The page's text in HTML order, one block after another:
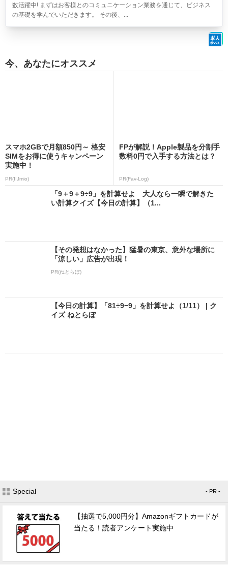
数活躍中! まずはお客様とのコミュニケーション業務を通じて、ビジネス
の基礎を学んでいただきます。 その後、...
今、あなたにオススメ
スマホ2GBで月額850円～ 格安
SIMをお得に使うキャンペーン
実施中！
PR(IIJmio)
FPが解説！Apple製品を分割手
数料0円で入手する方法とは？
PR(Fav-Log)
「9＋9＋9÷9」を計算せよ 大人なら一瞬で解きた
い計算クイズ【今日の計算】（1...
【その発想はなかった】猛暑の東京、意外な場所に
「涼しい」広告が出現！
PR(ねとらぼ)
【今日の計算】「81÷9−9」を計算せよ（1/11） | ク
イズ ねとらぼ
Special - PR -
【抽選で5,000円分】Amazonギフトカードが
当たる！読者アンケート実施中